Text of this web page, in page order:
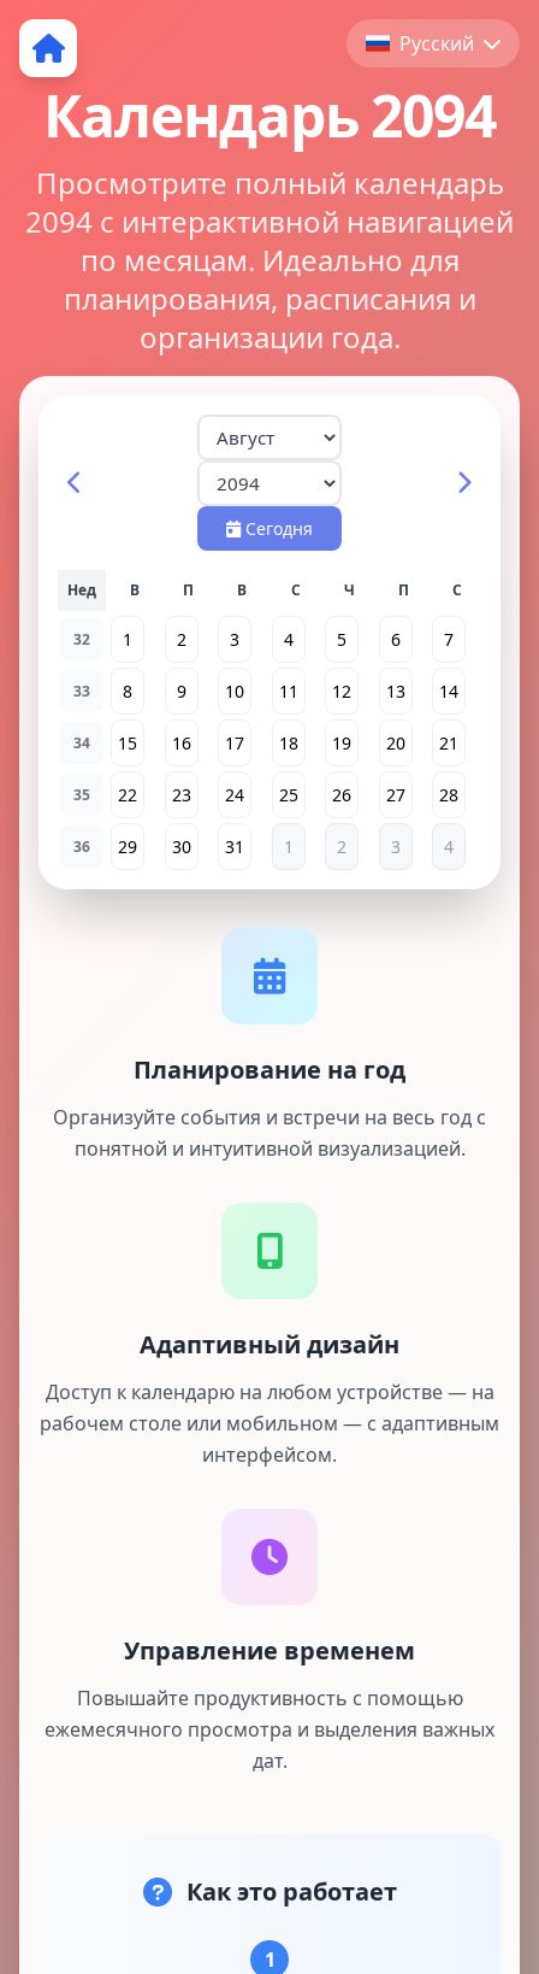
Русский
Календарь 2094
Просмотрите полный календарь
2094 с интерактивной навигацией
по месяцам. Идеально для
планирования, расписания и
организации года.
Сегодня
Нед
32 1 2 3 4 5 6 7
33 8 9 10 11 12 13 14
34 15 16 17 18 19 20 21
35 22 23 24 25 26 27 28
36 29 30 31 1 2 3 4
Планирование на год
Организуйте события и встречи на весь год с
понятной и интуитивной визуализацией.
Адаптивный дизайн
Доступ к календарю на любом устройстве — на
рабочем столе или мобильном — с адаптивным
интерфейсом.
Управление временем
Повышайте продуктивность с помощью
ежемесячного просмотра и выделения важных
дат.
Как это работает
1